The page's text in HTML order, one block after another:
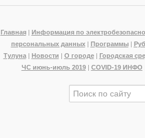
Главная| Информация по
персональных данных| Программы|
Тулуна| Новости | О городе| Городская
ЧС июнь-июль 2019| COVID-19 ИНФО